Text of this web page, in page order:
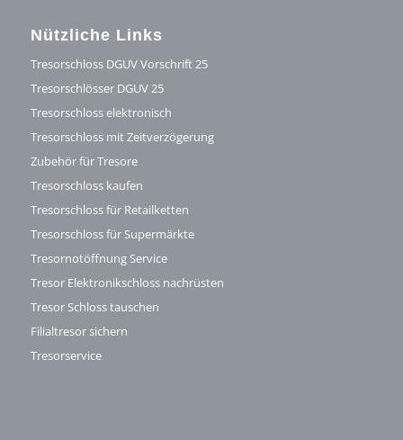
Nützliche Links
Tresorschloss DGUV Vorschrift 25
Tresorschlösser DGUV 25
Tresorschloss elektronisch
Tresorschloss mit Zeitverzögerung
Zubehör für Tresore
Tresorschloss kaufen
Tresorschloss für Retailketten
Tresorschloss für Supermärkte
Tresornotöffnung Service
Tresor Elektronikschloss nachrüsten
Tresor Schloss tauschen
Filialtresor sichern
Tresorservice